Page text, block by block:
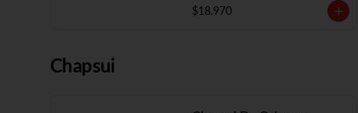
$18.970
Chapsui